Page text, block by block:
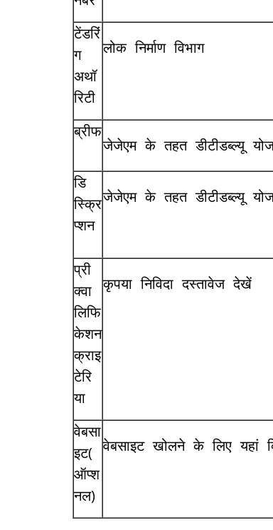
टेंडरिं
ग
अथॉ
रिटी
लोक निर्माण विभाग
ब्रीफ
जेजेएम के तहत डीटीडब्ल्यू
डि
स्क्रि
प्शन
जेजेएम के तहत डीटीडब्ल्यू
प्री
क्वा
लिफि
केशन
क्राइ
टेरि
या
कृपया निविदा दस्तावेज देखें
वेबसा
इट(
ऑप्श
नल)
वेबसाइट खोलने के लिए यहां